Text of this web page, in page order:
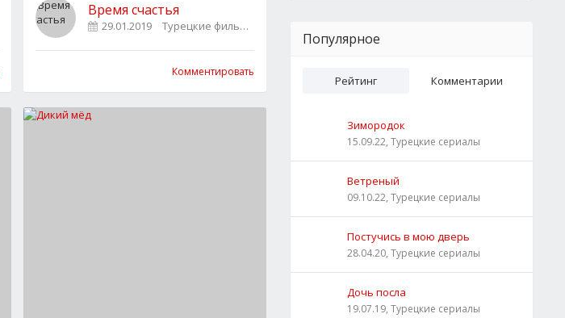
Время счастья
29.01.2019 Турецкие фильмы
Комментировать
Популярное
Рейтинг Комментарии
Зимородок
15.09.22, Турецкие сериалы
Ветреный
09.10.22, Турецкие сериалы
Постучись в мою дверь
28.04.20, Турецкие сериалы
Дочь посла
19.07.19, Турецкие сериалы